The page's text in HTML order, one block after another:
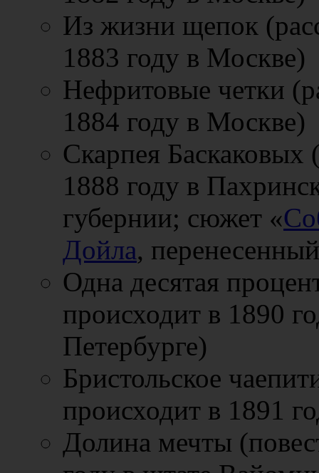
Из жизни щепок
1883 году в Москве)
Нефритовые четки
1884 году в Москве)
Скарпея Баскаковых
1888 году в
губернии; сюжет «
Дойла,
Одна десятая
происходит в 1890
Петербурге)
Бристольское
происходит в 1891
Долина мечты